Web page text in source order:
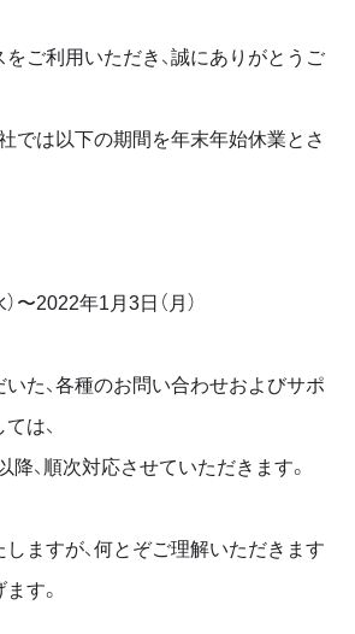
ご利用いただき、誠にありがとうご
では以下の期間を年末年始休業とさ
〜2022年1月3日（月）
た、各種のお問い合わせおよびサポ
は、
降、順次対応させていただきます。
ますが、何とぞご理解いただきます
す。